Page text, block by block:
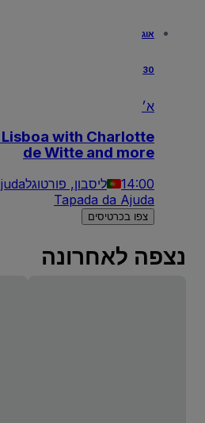
אוג
30
א׳
Lisboa with Charlotte
de Witte and more
14:00 ליסבון, פורטוגל
Tapada da Ajuda
צפו בכרטיסים
נצפה לאחרונה